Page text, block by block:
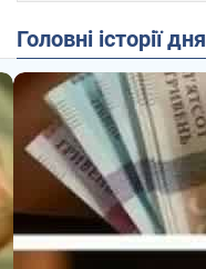
Головні історії дня